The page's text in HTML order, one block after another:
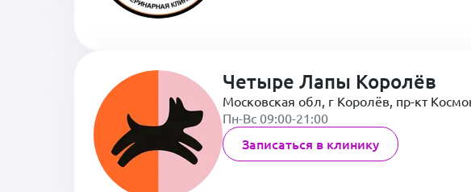
Четыре Лапы Королёв
Московская обл, г Королёв, пр-кт
Пн-Вс 09:00-21:00
Записаться в клинику